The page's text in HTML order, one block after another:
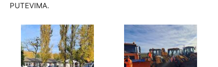
PUTEVIMA.